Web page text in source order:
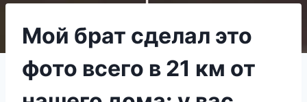
Мой брат сделал это
фото всего в 21 км от